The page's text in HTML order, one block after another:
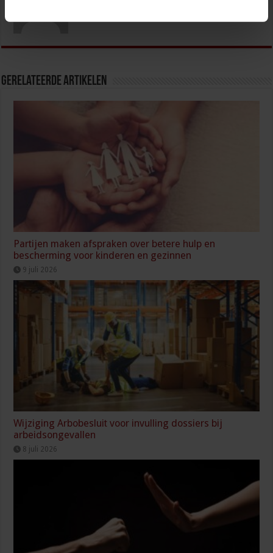
Gerelateerde Artikelen
Partijen maken afspraken over betere hulp en
bescherming voor kinderen en gezinnen
9 juli 2026
Wijziging Arbobesluit voor invulling dossiers bij
arbeidsongevallen
8 juli 2026